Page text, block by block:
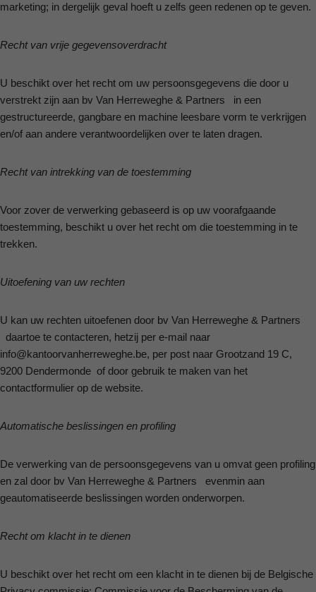
marketing; in dergelijk geval hoeft u zelfs geen redenen op te geven.
Recht van vrije gegevensoverdracht
U beschikt over het recht om uw persoonsgegevens die door u
verstrekt zijn aan bv Van Herreweghe & Partners in een
gestructureerde, gangbare en machine leesbare vorm te verkrijgen
en/of aan andere verantwoordelijken over te laten dragen.
Recht van intrekking van de toestemming
Voor zover de verwerking gebaseerd is op uw voorafgaande
toestemming, beschikt u over het recht om die toestemming in te
trekken.
Uitoefening van uw rechten
U kan uw rechten uitoefenen door bv Van Herreweghe & Partners
daartoe te contacteren, hetzij per e-mail naar
info@kantoorvanherreweghe.be, per post naar Grootzand 19 C,
9200 Dendermonde of door gebruik te maken van het
contactformulier op de website.
Automatische beslissingen en profiling
De verwerking van de persoonsgegevens van u omvat geen profiling
en zal door bv Van Herreweghe & Partners evenmin aan
geautomatiseerde beslissingen worden onderworpen.
Recht om klacht in te dienen
U beschikt over het recht om een klacht in te dienen bij de Belgische